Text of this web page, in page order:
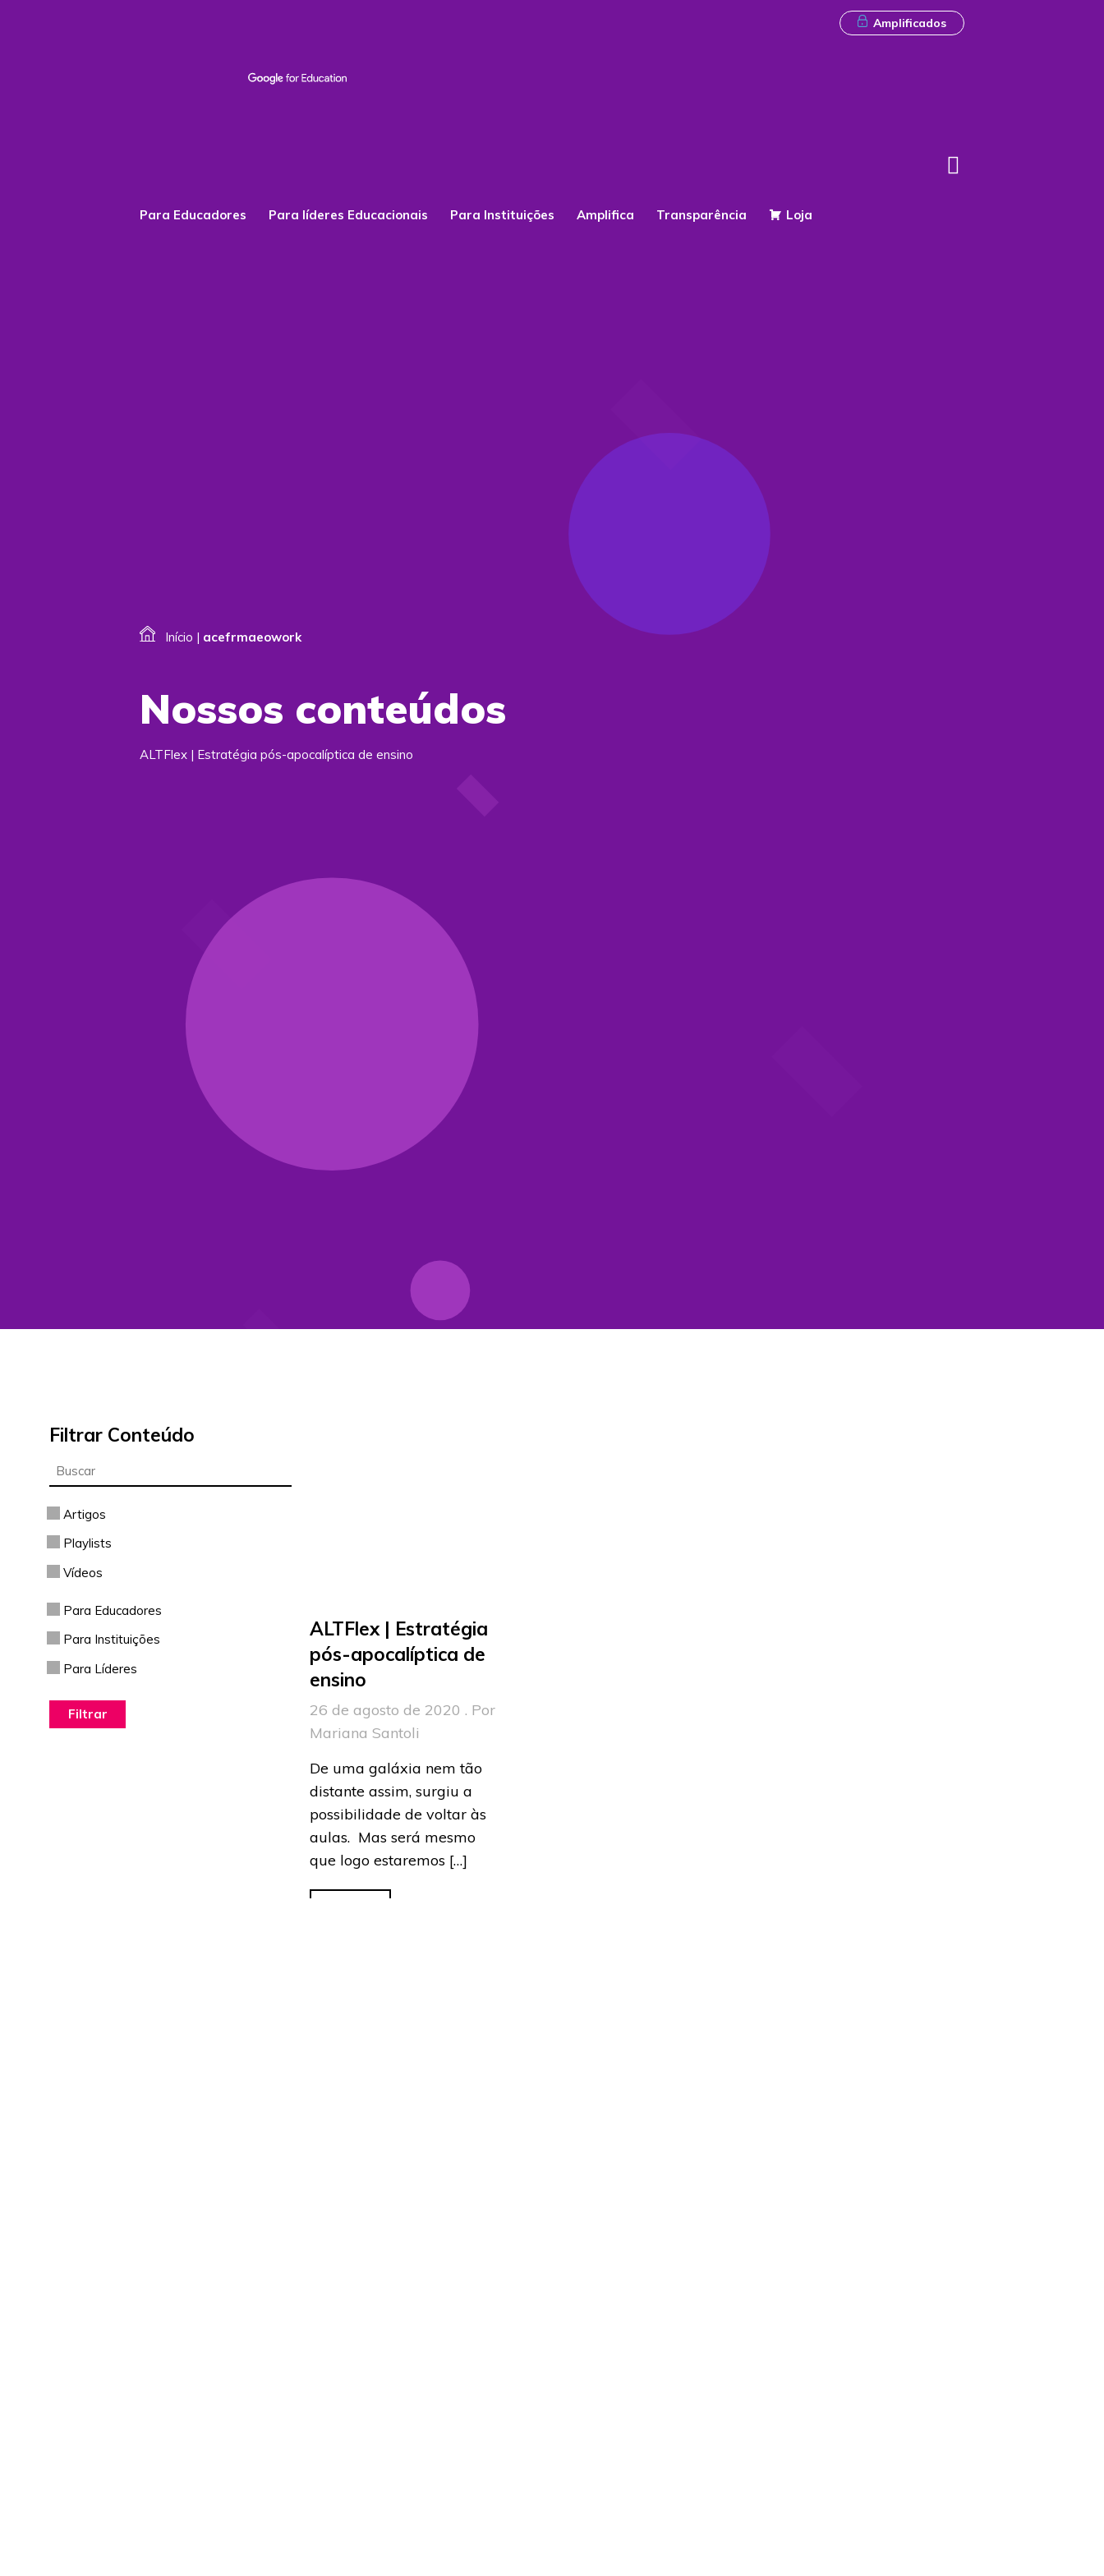
Amplificados
Para Educadores Para líderes Educacionais Para Instituições Amplifica Transparência Loja
Início | acefrmaeowork
Nossos conteúdos
ALTFlex | Estratégia pós-apocalíptica de ensino
Filtrar Conteúdo
Artigos
Playlists
Vídeos
Para Educadores
Para Instituições
Para Líderes
ALTFlex | Estratégia
pós-apocalíptica de
ensino
26 de agosto de 2020 . Por
Mariana Santoli
De uma galáxia nem tão
distante assim, surgiu a
possibilidade de voltar às
aulas. Mas será mesmo
que logo estaremos […]